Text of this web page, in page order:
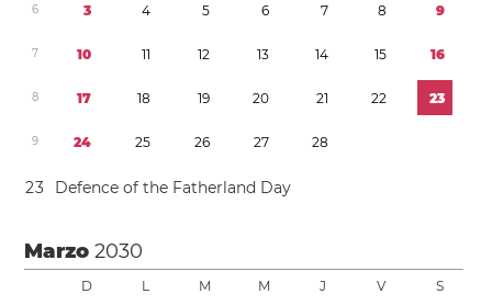
6 3 4 5 6 7 8 9
7 10 11 12 13 14 15 16
8 17 18 19 20 21 22 23
9 24 25 26 27 28
23 Defence of the Fatherland Day
Marzo2030
D L M M J V S